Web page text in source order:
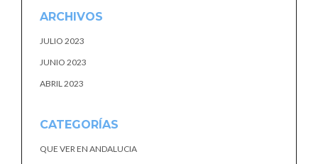
ARCHIVOS
JULIO 2023
JUNIO 2023
ABRIL 2023
CATEGORÍAS
QUE VER EN ANDALUCIA